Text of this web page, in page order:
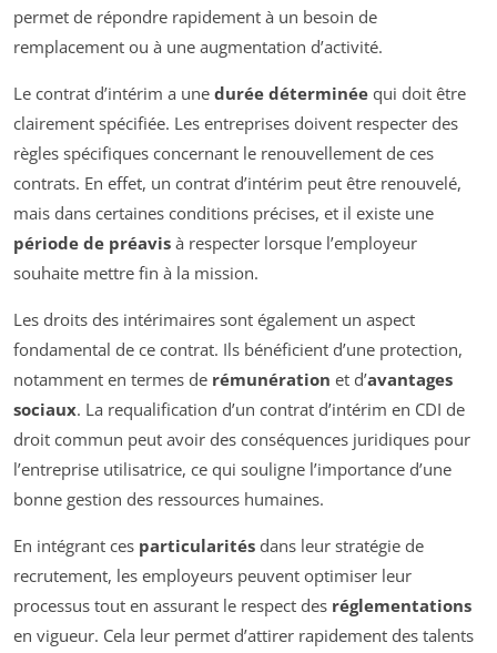
permet de répondre rapidement à un besoin de
remplacement ou à une augmentation d’activité.
Le contrat d’intérim a une durée déterminée qui doit être
clairement spécifiée. Les entreprises doivent respecter des
règles spécifiques concernant le renouvellement de ces
contrats. En effet, un contrat d’intérim peut être renouvelé,
mais dans certaines conditions précises, et il existe une
période de préavis à respecter lorsque l’employeur
souhaite mettre fin à la mission.
Les droits des intérimaires sont également un aspect
fondamental de ce contrat. Ils bénéficient d’une protection,
notamment en termes de rémunération et d’avantages
sociaux. La requalification d’un contrat d’intérim en CDI de
droit commun peut avoir des conséquences juridiques pour
l’entreprise utilisatrice, ce qui souligne l’importance d’une
bonne gestion des ressources humaines.
En intégrant ces particularités dans leur stratégie de
recrutement, les employeurs peuvent optimiser leur
processus tout en assurant le respect des réglementations
en vigueur. Cela leur permet d’attirer rapidement des talents